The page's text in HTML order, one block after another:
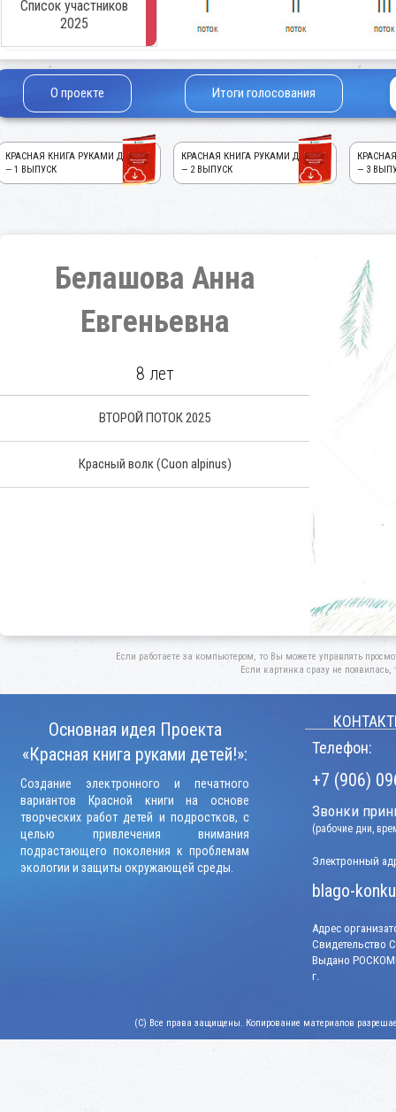
Список участников
2025
О проекте Итоги голосования
КРАСНАЯ КНИГА РУКАМИ ДЕТЕЙ!
— 1 ВЫПУСК
КРАСНАЯ КНИГА РУКАМИ ДЕТЕЙ!
— 2 ВЫПУСК
— 3
Белашова Анна
Евгеньевна
8 лет
ВТОРОЙ ПОТОК 2025
Красный волк(Cuon alpinus)
Если работаете за компьютером, то Вы можете управлять
Если картинка сразу не появилась,
Основная идея Проекта
«Красная книга руками детей!»:
Создание электронного и печатного
вариантов Красной книги на основе
творческих работ детей и подростков, с
целью привлечения внимания
подрастающего поколения к проблемам
экологии и защиты окружающей среды.
Телефон:
+7 (906)
Звонки
(рабочие дни,
Электронный
blago-
Адрес
Свидетельство
Выдано
г.
(C) Все права защищены. Копирование материалов